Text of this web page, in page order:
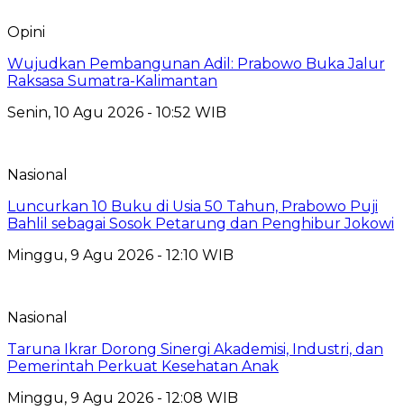
Opini
Wujudkan Pembangunan Adil: Prabowo Buka Jalur
Raksasa Sumatra-Kalimantan
Senin, 10 Agu 2026 - 10:52 WIB
Nasional
Luncurkan 10 Buku di Usia 50 Tahun, Prabowo Puji
Bahlil sebagai Sosok Petarung dan Penghibur Jokowi
Minggu, 9 Agu 2026 - 12:10 WIB
Nasional
Taruna Ikrar Dorong Sinergi Akademisi, Industri, dan
Pemerintah Perkuat Kesehatan Anak
Minggu, 9 Agu 2026 - 12:08 WIB